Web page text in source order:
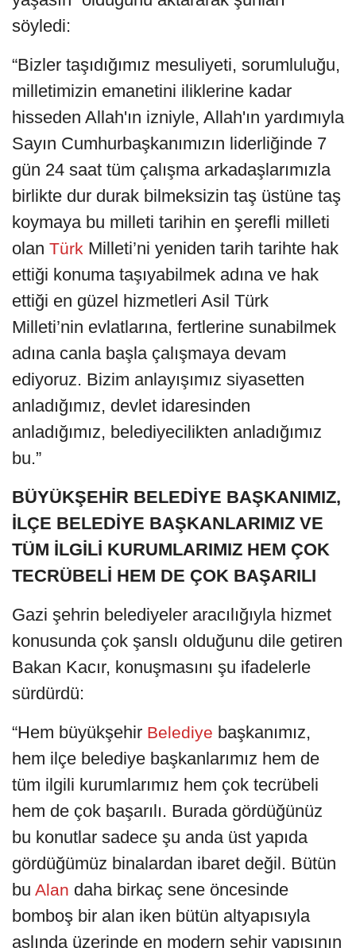
söyledi:
“Bizler taşıdığımız mesuliyeti, sorumluluğu,
milletimizin emanetini iliklerine kadar
hisseden Allah'ın izniyle, Allah'ın yardımıyla
Sayın Cumhurbaşkanımızın liderliğinde 7
gün 24 saat tüm çalışma arkadaşlarımızla
birlikte dur durak bilmeksizin taş üstüne taş
koymaya bu milleti tarihin en şerefli milleti
olan Türk Milleti’ni yeniden tarih tarihte hak
ettiği konuma taşıyabilmek adına ve hak
ettiği en güzel hizmetleri Asil Türk
Milleti’nin evlatlarına, fertlerine sunabilmek
adına canla başla çalışmaya devam
ediyoruz. Bizim anlayışımız siyasetten
anladığımız, devlet idaresinden
anladığımız, belediyecilikten anladığımız
bu.”
BÜYÜKŞEHİR BELEDİYE BAŞKANIMIZ,
İLÇE BELEDİYE BAŞKANLARIMIZ VE
TÜM İLGİLİ KURUMLARIMIZ HEM ÇOK
TECRÜBELİ HEM DE ÇOK BAŞARILI
Gazi şehrin belediyeler aracılığıyla hizmet
konusunda çok şanslı olduğunu dile getiren
Bakan Kacır, konuşmasını şu ifadelerle
sürdürdü:
“Hem büyükşehir Belediye başkanımız,
hem ilçe belediye başkanlarımız hem de
tüm ilgili kurumlarımız hem çok tecrübeli
hem de çok başarılı. Burada gördüğünüz
bu konutlar sadece şu anda üst yapıda
gördüğümüz binalardan ibaret değil. Bütün
bu Alan daha birkaç sene öncesinde
bomboş bir alan iken bütün altyapısıyla
aslında üzerinde en modern şehir yapısının